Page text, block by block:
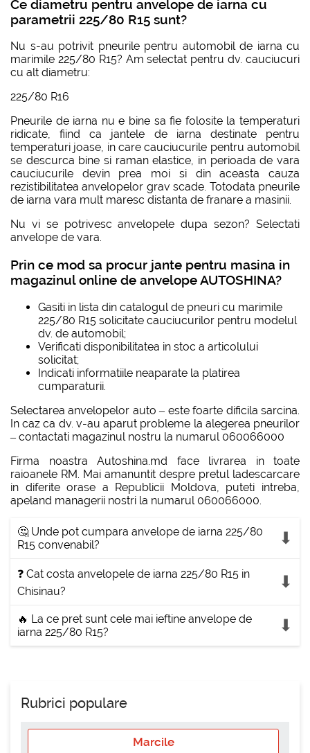
Ce diametru pentru anvelope de iarna cu
parametrii 225/80 R15 sunt?
Nu s-au potrivit pneurile pentru automobil de iarna cu
marimile 225/80 R15? Am selectat pentru dv. cauciucuri
cu alt diametru:
225/80 R16
Pneurile de iarna nu e bine sa fie folosite la temperaturi
ridicate, fiind ca jantele de iarna destinate pentru
temperaturi joase, in care cauciucurile pentru automobil
se descurca bine si raman elastice, in perioada de vara
cauciucurile devin prea moi si din aceasta cauza
rezistibilitatea anvelopelor grav scade. Totodata pneurile
de iarna vara mult maresc distanta de franare a masinii.
Nu vi se potrivesc anvelopele dupa sezon? Selectati
anvelope de vara.
Prin ce mod sa procur jante pentru masina in
magazinul online de anvelope AUTOSHINA?
Gasiti in lista din catalogul de pneuri cu marimile
225/80 R15 solicitate cauciucurilor pentru modelul
dv. de automobil;
Verificati disponibilitatea in stoc a articolului
solicitat;
Indicati informatiile neaparate la platirea
cumparaturii.
Selectarea anvelopelor auto – este foarte dificila sarcina.
In caz ca dv. v-au aparut probleme la alegerea pneurilor
– contactati magazinul nostru la numarul 060066000
Firma noastra Autoshina.md face livrarea in toate
raioanele RM. Mai amanuntit despre pretul ladescarcare
in diferite orase a Republicii Moldova, puteti intreba,
apeland managerii nostri la numarul 060066000.
🤔 Unde pot cumpara anvelope de iarna 225/80
R15 convenabil?
❓ Cat costa anvelopele de iarna 225/80 R15 in
Chisinau?
🔥 La ce pret sunt cele mai ieftine anvelope de
iarna 225/80 R15?
Rubrici populare
Marcile